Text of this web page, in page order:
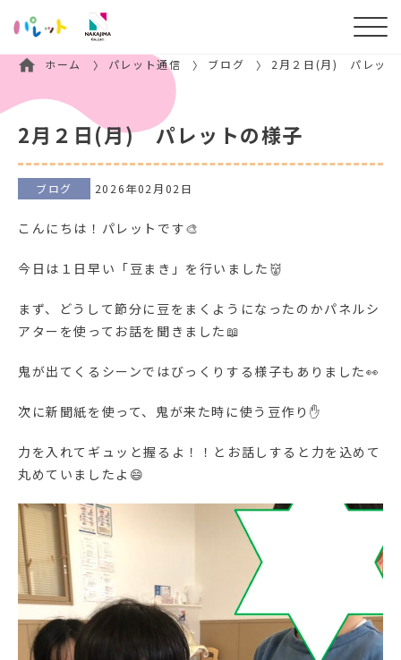
ホーム パレット通信 ブログ 2月２日(月) パレット
2月２日(月) パレットの様子
ブログ 2026年02月02日
こんにちは！パレットです🎨
今日は１日早い「豆まき」を行いました👹
まず、どうして節分に豆をまくようになったのかパネルシ
アターを使ってお話を聞きました📖
鬼が出てくるシーンではびっくりする様子もありました👀
次に新聞紙を使って、鬼が来た時に使う豆作り✋
力を入れてギュッと握るよ！！とお話しすると力を込めて
丸めていましたよ😄